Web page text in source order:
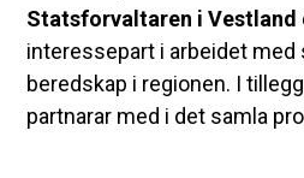
Statsforvaltaren i Vestland
interessepart i arbeidet
beredskap i regionen. I
partnarar med i det samla